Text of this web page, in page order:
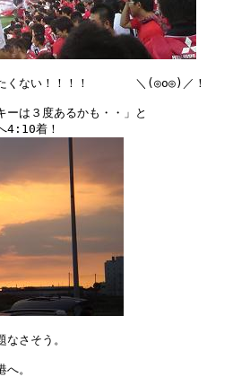
くない！！！！　　　　＼(◎o◎)／！
ーは３度あるかも・・」と
4:10着！
さそう。
。